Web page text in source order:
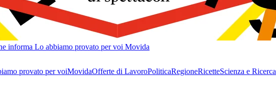
informa Lo abbiamo provato per voi Movida
provato per voiMovidaOfferte di LavoroPoliticaRegioneRicetteScienza e Ricerca